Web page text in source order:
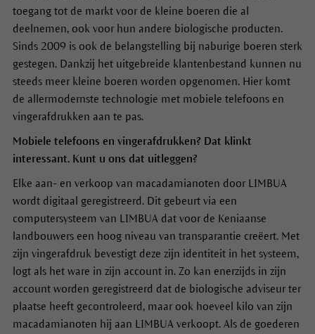
toegang tot de markt voor de kleine boeren die al
deelnemen, ook voor hun andere biologische producten.
Sinds 2009 is ook de belangstelling bij naburige boeren sterk
gestegen. Dankzij het uitgebreide klantenbestand kunnen nu
steeds meer kleine boeren worden opgenomen. Hier komt
de allermodernste technologie met mobiele telefoons en
vingerafdrukken aan te pas.
Mobiele telefoons en vingerafdrukken? Dat klinkt
interessant. Kunt u ons dat uitleggen?
Elke aan- en verkoop van macadamianoten door LIMBUA
wordt digitaal geregistreerd. Dit gebeurt via een
computersysteem van LIMBUA dat voor de Keniaanse
landbouwers een hoog niveau van transparantie creëert. Met
zijn vingerafdruk bevestigt deze zijn identiteit in het systeem,
logt als het ware in zijn account in. Zo kan enerzijds in zijn
account worden geregistreerd dat de biologische adviseur ter
plaatse heeft gecontroleerd, maar ook hoeveel kilo van zijn
macadamianoten hij aan LIMBUA verkoopt. Als de goederen